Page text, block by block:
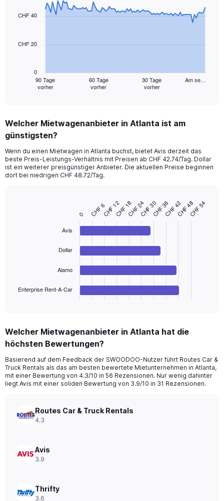
91
Range:
91
The
chart
has
90 Tage
vorher
60 Tage
vorher
30 Tage
vorher
Am se…
0
CHF 20
CHF 40
Welcher Mietwagenanbieter in Atlanta ist am
günstigsten?
Wenn du einen Mietwagen in Atlanta buchst, bietet Avis derzeit das
beste Preis-Leistungs-Verhältnis mit Preisen ab CHF 42.74/Tag. Dollar
ist ein weiterer preisgünstiger Anbieter. Die aktuellen Preise beginnen
dort bei niedrigen CHF 48.72/Tag.
Range:
4
The
chart
has
axis
displaying
to
Avis
Dollar
Alamo
Enterprise Rent-A-Car
0 CHF 12 CHF 24 CHF 36 CHF 48
CHF 6 CHF 18 CHF 30 CHF 42 CHF 54
Welcher Mietwagenanbieter in Atlanta hat die
höchsten Bewertungen?
Basierend auf dem Feedback der SWOODOO-Nutzer führt Routes Car &
Truck Rentals als das am besten bewertete Mietunternehmen in Atlanta,
mit einer Bewertung von 4.3/10 in 56 Rezensionen. Nur wenig dahinter
liegt Avis mit einer soliden Bewertung von 3.9/10 in 31 Rezensionen.
Routes Car & Truck Rentals
4.3
Avis
3.9
Thrifty
3.6